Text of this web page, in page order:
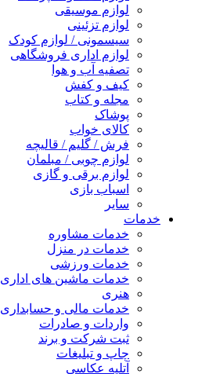
لوازم موسیقی
لوازم تزئینی
سیسمونی / لوازم کودک
لوازم اداری فروشگاهی
تصفیه آب و هوا
کیف و کفش
مجله و کتاب
پوشاک
کالای خواب
فرش / گلیم / قالیچه
لوازم چوبی / مبلمان
لوازم برقی و گازی
اسباب بازی
سایر
خدمات
خدمات مشاوره
خدمات در منزل
خدمات ورزشی
خدمات ماشین های اداری
هنری
خدمات مالی و حسابداری
واردات و صادرات
ثبت شرکت و برند
چاپ و تبلیغات
آتلیه عکاسی